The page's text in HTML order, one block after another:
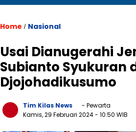
Home / Nasional
Usai Dianugerahi
Subianto Syukuran
Djojohadikusumo
Tim Kilas News
- Pewarta
Kamis, 29 Februari 2024- 10:50 WIB